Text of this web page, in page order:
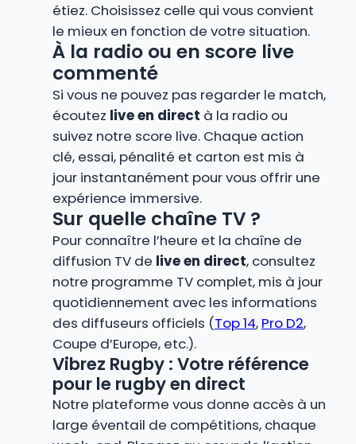
étiez. Choisissez celle qui vous convient
le mieux en fonction de votre situation.
À la radio ou en score live
commenté
Si vous ne pouvez pas regarder le match,
écoutez live en direct à la radio ou
suivez notre score live. Chaque action
clé, essai, pénalité et carton est mis à
jour instantanément pour vous offrir une
expérience immersive.
Sur quelle chaîne TV ?
Pour connaître l’heure et la chaîne de
diffusion TV de live en direct, consultez
notre programme TV complet, mis à jour
quotidiennement avec les informations
des diffuseurs officiels (Top 14, Pro D2,
Coupe d’Europe, etc.).
Vibrez Rugby : Votre référence
pour le rugby en direct
Notre plateforme vous donne accès à un
large éventail de compétitions, chaque